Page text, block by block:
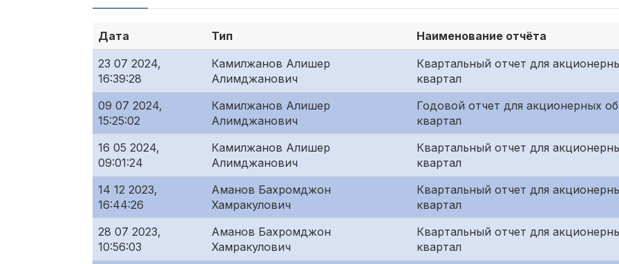
Дата Тип
Наименование отчёта
23 07 2024,
16:39:28
Камилжанов Алишер
Алимджанович
Квартальный отчет для
квартал
09 07 2024,
15:25:02
Камилжанов Алишер
Алимджанович
Годовой отчет для акционерных
квартал
16 05 2024,
09:01:24
Камилжанов Алишер
Алимджанович
Квартальный отчет для
квартал
14 12 2023,
16:44:26
Аманов Бахромджон
Хамракулович
Квартальный отчет для
квартал
28 07 2023,
10:56:03
Аманов Бахромджон
Хамракулович
Квартальный отчет для
квартал